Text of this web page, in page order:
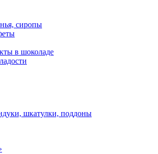
сиропы
в шоколаде
шкатулки, поддоны